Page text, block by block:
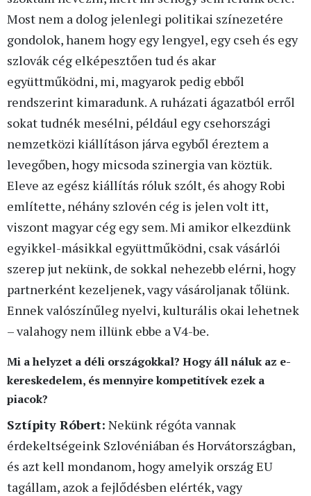
Most nem a dolog jelenlegi politikai színezetére
gondolok, hanem hogy egy lengyel, egy cseh és egy
szlovák cég elképesztően tud és akar
együttműködni, mi, magyarok pedig ebből
rendszerint kimaradunk. A ruházati ágazatból erről
sokat tudnék mesélni, például egy csehországi
nemzetközi kiállításon járva egyből éreztem a
levegőben, hogy micsoda szinergia van köztük.
Eleve az egész kiállítás róluk szólt, és ahogy Robi
említette, néhány szlovén cég is jelen volt itt,
viszont magyar cég egy sem. Mi amikor elkezdünk
egyikkel-másikkal együttműködni, csak vásárlói
szerep jut nekünk, de sokkal nehezebb elérni, hogy
partnerként kezeljenek, vagy vásároljanak tőlünk.
Ennek valószínűleg nyelvi, kulturális okai lehetnek
– valahogy nem illünk ebbe a V4-be.
Mi a helyzet a déli országokkal? Hogy áll náluk az e-
kereskedelem, és mennyire kompetitívek ezek a
piacok?
Sztípity Róbert: Nekünk régóta vannak
érdekeltségeink Szlovéniában és Horvátországban,
és azt kell mondanom, hogy amelyik ország EU
tagállam, azok a fejlődésben elérték, vagy